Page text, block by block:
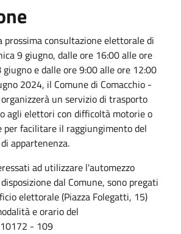
prossima consultazione elettorale di
9 giugno, dalle ore 16:00 alle ore
giugno e dalle ore 9:00 alle ore 12:00
2024, il Comune di Comacchio -
un servizio di trasporto
agli elettori con difficoltà motorie o
per facilitare il raggiungimento del
appartenenza.
ad utilizzare l'automezzo
dal Comune, sono pregati
elettorale (Piazza Folegatti, 15)
e orario del
- 109